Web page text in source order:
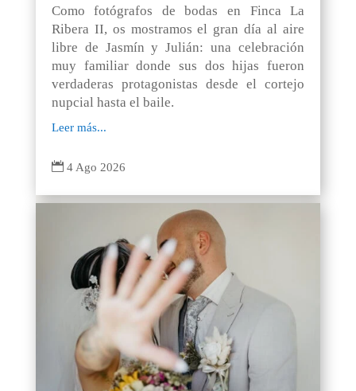
Como fotógrafos de bodas en Finca La
Ribera II, os mostramos el gran día al aire
libre de Jasmín y Julián: una celebración
muy familiar donde sus dos hijas fueron
verdaderas protagonistas desde el cortejo
nupcial hasta el baile.
Leer más...
 4 Ago 2026